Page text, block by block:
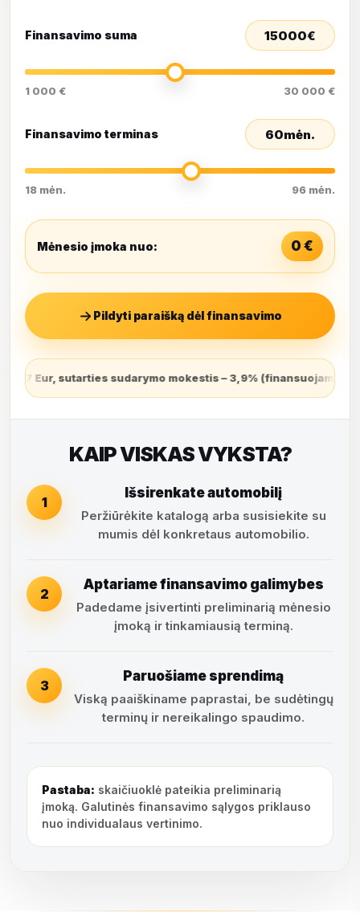
Finansavimo suma 15000€
1 000 € 30 000 €
Finansavimo terminas 60mėn.
18 mėn. 96 mėn.
Mėnesio įmoka nuo: 0 €
Pildyti paraišką dėl finansavimo
3,9% (finansuojamas sutarties sudarymo dieną ir
KAIP VISKAS VYKSTA?
1
Išsirenkate automobilį
Peržiūrėkite katalogą arba susisiekite su
mumis dėl konkretaus automobilio.
2
Aptariame finansavimo galimybes
Padedame įsivertinti preliminarią mėnesio
įmoką ir tinkamiausią terminą.
3
Paruošiame sprendimą
Viską paaiškiname paprastai, be sudėtingų
terminų ir nereikalingo spaudimo.
Pastaba: skaičiuoklė pateikia preliminarią
įmoką. Galutinės finansavimo sąlygos priklauso
nuo individualaus vertinimo.